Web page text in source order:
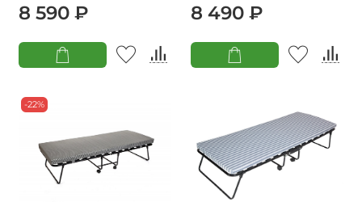
8 590 ₽ 8 490 ₽
-22%